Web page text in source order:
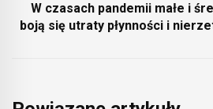
W czasach pandemii małe i
boją się utraty płynności i